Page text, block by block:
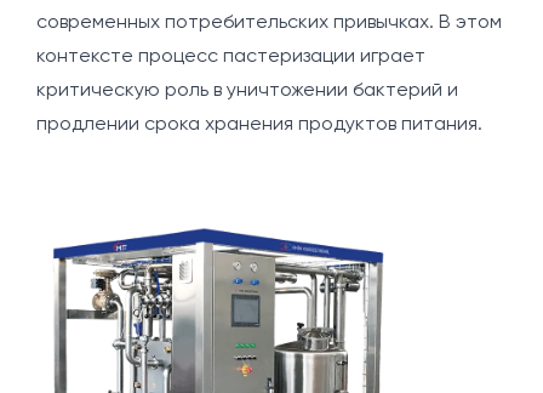
современных потребительских привычках. В этом
контексте процесс пастеризации играет
критическую роль в уничтожении бактерий и
продлении срока хранения продуктов питания.